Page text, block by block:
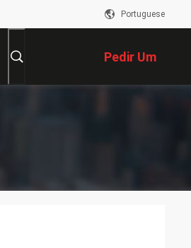
Portuguese
Pedir Um
Orçamento